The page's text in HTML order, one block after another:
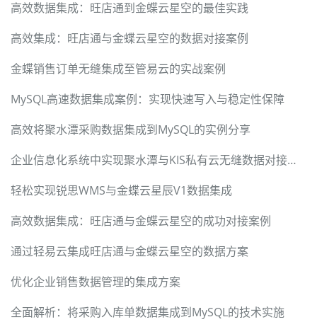
高效数据集成：旺店通到金蝶云星空的最佳实践
高效集成：旺店通与金蝶云星空的数据对接案例
金蝶销售订单无缝集成至管易云的实战案例
MySQL高速数据集成案例：实现快速写入与稳定性保障
高效将聚水潭采购数据集成到MySQL的实例分享
企业信息化系统中实现聚水潭与KIS私有云无缝数据对接的技术方案
轻松实现锐思WMS与金蝶云星辰V1数据集成
高效数据集成：旺店通与金蝶云星空的成功对接案例
通过轻易云集成旺店通与金蝶云星空的数据方案
优化企业销售数据管理的集成方案
全面解析：将采购入库单数据集成到MySQL的技术实施